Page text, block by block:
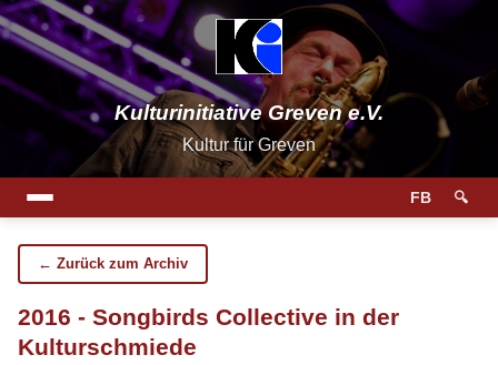
Kulturinitiative Greven e.V.
Kultur für Greven
FB 🔍
← Zurück zum Archiv
2016 - Songbirds Collective in der
Kulturschmiede